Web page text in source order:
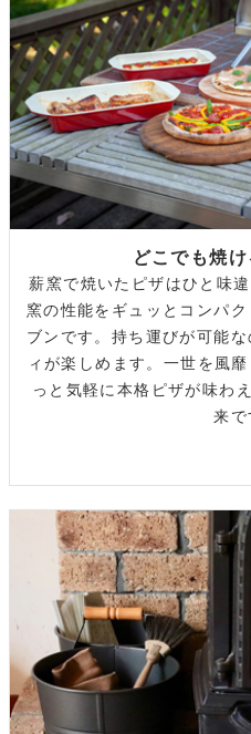
どこでも焼
薪窯で焼いたピザはひと味
窯の性能をギュッとコンパ
ブンです。持ち運びが可能
ィが楽しめます。一世を風
っと気軽に本格ピザが味わ
来で